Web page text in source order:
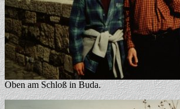
Oben am Schloß in Buda.